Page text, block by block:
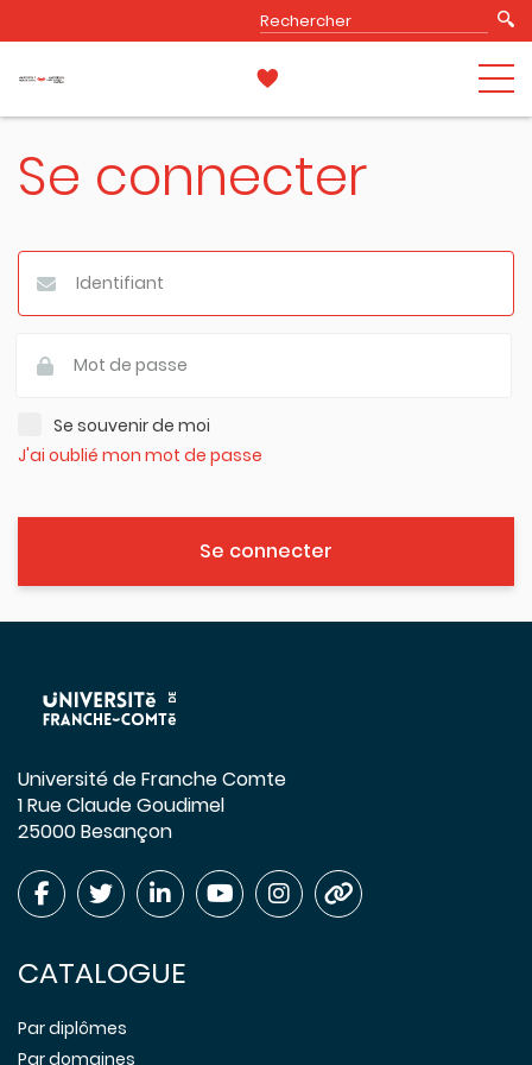
Se connecter
Se souvenir de moi
J'ai oublié mon mot de passe
Se connecter
Université de Franche Comte
1 Rue Claude Goudimel
25000 Besançon
CATALOGUE
Par diplômes
Par domaines